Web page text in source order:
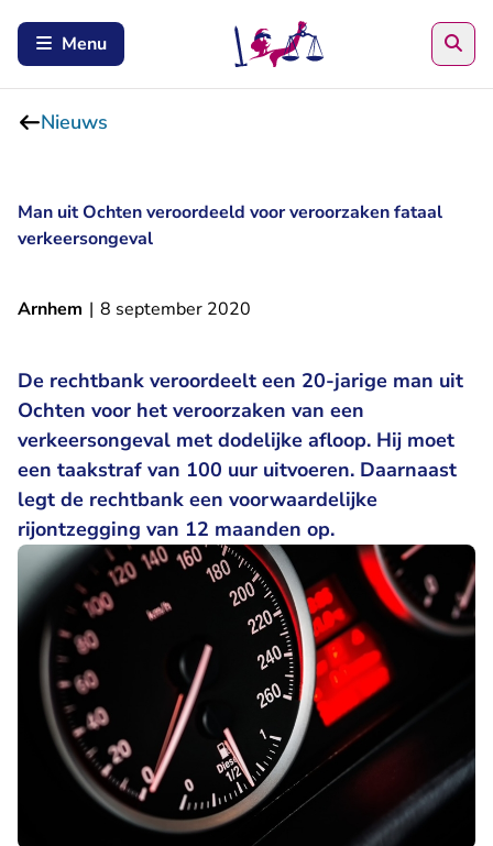
Menu
Nieuws
Man uit Ochten veroordeeld voor veroorzaken fataal
verkeersongeval
Arnhem | 8 september 2020
De rechtbank veroordeelt een 20-jarige man uit
Ochten voor het veroorzaken van een
verkeersongeval met dodelijke afloop. Hij moet
een taakstraf van 100 uur uitvoeren. Daarnaast
legt de rechtbank een voorwaardelijke
rijontzegging van 12 maanden op.